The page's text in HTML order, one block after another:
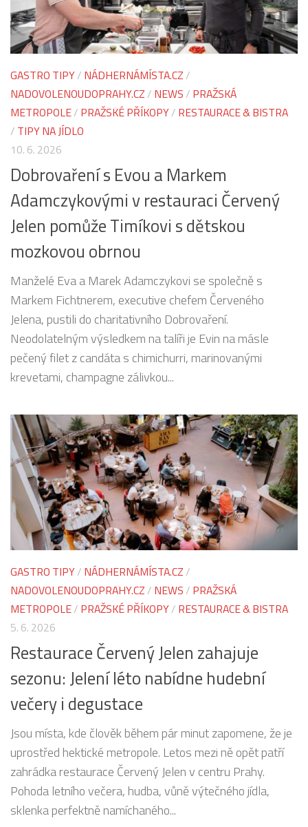
GASTRO TIPY/ NÁDHERNÁMÍSTA.CZ /
NADOVOLENOUDOPRAHY.CZ / NEWS / PRAŽSKÁ
METROPOLE/ PRAŽSKÉ PŘÍKOPY/ RESTAURACE & BISTRA
/ TIPY NA JÍDLO
10. 6. 2026
Dobrovaření s Evou a Markem
Adamczykovými v restauraci Červený
Jelen pomůže Timíkovi s dětskou
mozkovou obrnou
Manželé Eva a Marek Adamczykovi se společně s
Markem Fichtnerem, executive chefem Červeného
Jelena, pustili do charitativního Dobrovaření.
Neodolatelným výsledkem na talíři je Evin na másle
pečený filet z candáta s chimichurri, marinovanými
krevetami, champagne zálivkou...
GASTRO TIPY/ NÁDHERNÁMÍSTA.CZ /
NADOVOLENOUDOPRAHY.CZ / NEWS / PRAŽSKÁ
METROPOLE/ PRAŽSKÉ PŘÍKOPY/ RESTAURACE & BISTRA
5. 6. 2026
Restaurace Červený Jelen zahajuje
sezonu: Jelení léto nabídne hudební
večery i degustace
Jsou místa, kde člověk během pár minut zapomene, že je
uprostřed hektické metropole. Letos mezi ně opět patří
zahrádka restaurace Červený Jelen v centru Prahy.
Pohoda letního večera, hudba, vůně výtečného jídla,
sklenka perfektně namíchaného...